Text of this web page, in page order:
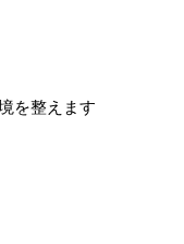
を整えます